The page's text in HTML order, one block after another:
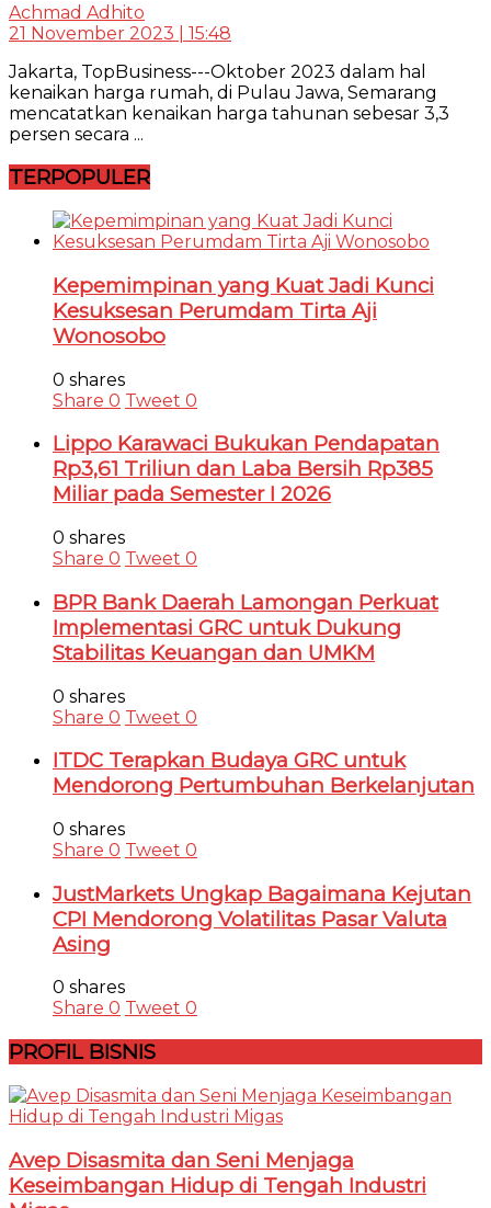
Achmad Adhito
21 November 2023 | 15:48
Jakarta, TopBusiness---Oktober 2023 dalam hal
kenaikan harga rumah, di Pulau Jawa, Semarang
mencatatkan kenaikan harga tahunan sebesar 3,3
persen secara ...
TERPOPULER
Kepemimpinan yang Kuat Jadi Kunci
Kesuksesan Perumdam Tirta Aji
Wonosobo
0 shares
Share 0 Tweet 0
Lippo Karawaci Bukukan Pendapatan
Rp3,61 Triliun dan Laba Bersih Rp385
Miliar pada Semester I 2026
0 shares
Share 0 Tweet 0
BPR Bank Daerah Lamongan Perkuat
Implementasi GRC untuk Dukung
Stabilitas Keuangan dan UMKM
0 shares
Share 0 Tweet 0
ITDC Terapkan Budaya GRC untuk
Mendorong Pertumbuhan Berkelanjutan
0 shares
Share 0 Tweet 0
JustMarkets Ungkap Bagaimana Kejutan
CPI Mendorong Volatilitas Pasar Valuta
Asing
0 shares
Share 0 Tweet 0
PROFIL BISNIS
Avep Disasmita dan Seni Menjaga
Keseimbangan Hidup di Tengah Industri